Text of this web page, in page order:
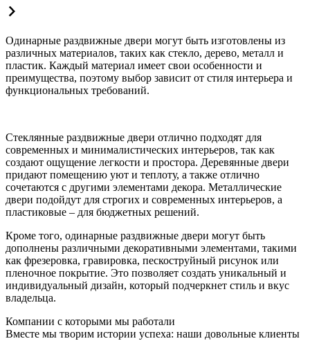
Одинарные раздвижные двери могут быть изготовлены из
различных материалов, таких как стекло, дерево, металл и
пластик. Каждый материал имеет свои особенности и
преимущества, поэтому выбор зависит от стиля интерьера и
функциональных требований.
Стеклянные раздвижные двери отлично подходят для
современных и минималистических интерьеров, так как
создают ощущение легкости и простора. Деревянные двери
придают помещению уют и теплоту, а также отлично
сочетаются с другими элементами декора. Металлические
двери подойдут для строгих и современных интерьеров, а
пластиковые – для бюджетных решений.
Кроме того, одинарные раздвижные двери могут быть
дополнены различными декоративными элементами, такими
как фрезеровка, гравировка, пескоструйный рисунок или
пленочное покрытие. Это позволяет создать уникальный и
индивидуальный дизайн, который подчеркнет стиль и вкус
владельца.
Компании с которыми мы работали
Вместе мы творим истории успеха: наши довольные клиенты